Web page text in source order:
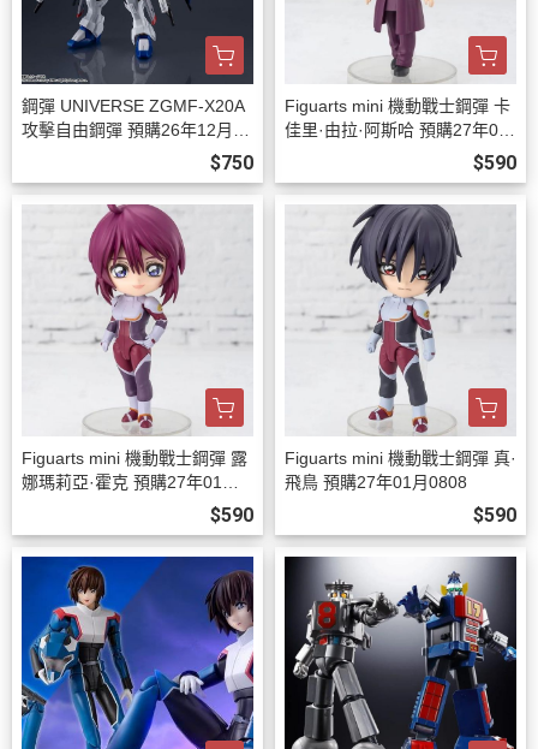
鋼彈 UNIVERSE ZGMF-X20A
攻擊自由鋼彈 預購26年12月08
$750
Figuarts mini 機動戰士鋼彈 卡
佳里·由拉·阿斯哈 預購27年01
$590
Figuarts mini 機動戰士鋼彈 露
娜瑪莉亞·霍克 預購27年01月0
$590
Figuarts mini 機動戰士鋼彈 真·
飛鳥 預購27年01月0808
$590